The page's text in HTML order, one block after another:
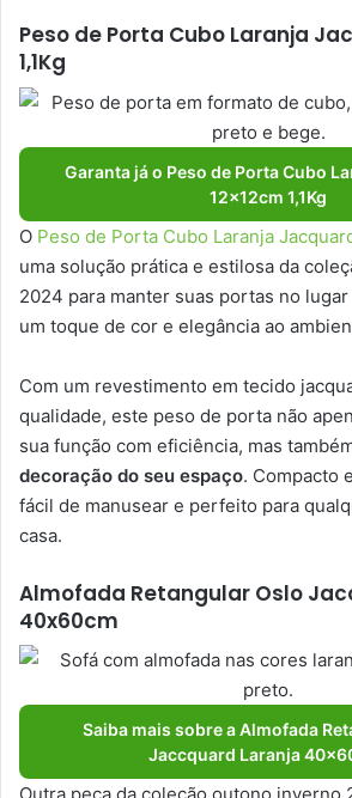
Peso de Porta Cubo Laranja
1,1Kg
Garanta já o Peso de Porta Cubo
12x12cm 1,1Kg
O Peso de Porta Cubo Laranja
uma solução prática e estilosa da
2024 para manter suas portas no
um toque de cor e elegância ao
Com um revestimento em tecido
qualidade, este peso de porta não
sua função com eficiência, mas
decoração do seu espaço. Compacto
fácil de manusear e perfeito para
casa.
Almofada Retangular Oslo
40x60cm
Saiba mais sobre a Almofada
Jaccquard Laranja